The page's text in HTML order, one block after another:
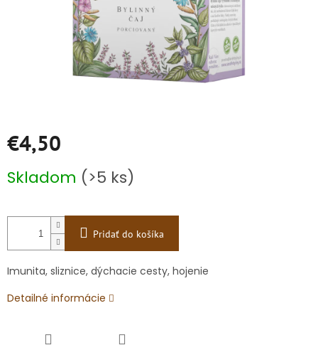
€4,50
cena:
Skladom (>5 ks)
Pridať do košíka
Imunita, sliznice, dýchacie cesty, hojenie
Detailné informácie